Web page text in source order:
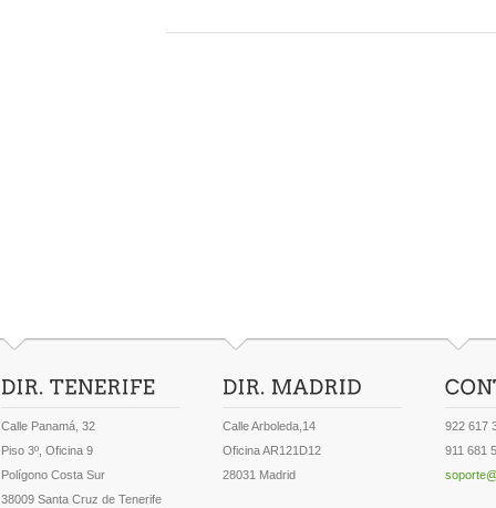
Calle Panamá, 32
Piso 3º, Oficina 9
Polígono Costa Sur
38009 Santa Cruz de Tenerife
Calle Arboleda,14
Oficina AR121D12
28031 Madrid
922 617
911 681